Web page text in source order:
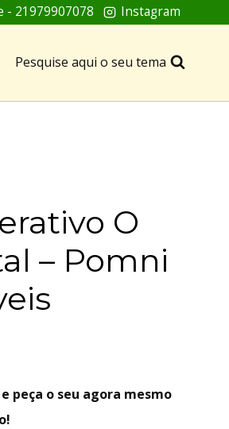
- 21979907078 Instagram
Pesquise aqui o seu tema
O
– Pomni
peça o seu agora mesmo